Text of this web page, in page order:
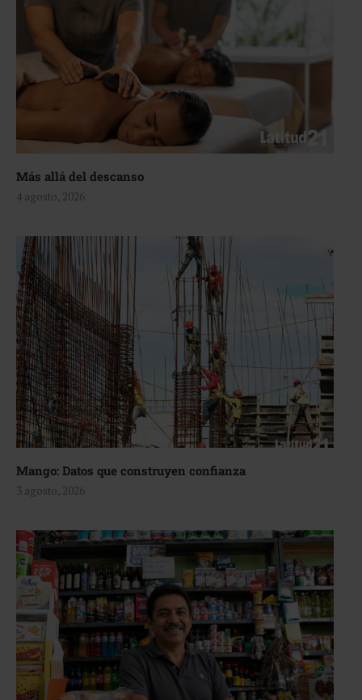
Más allá del descanso
4 agosto, 2026
Mango: Datos que construyen confianza
3 agosto, 2026